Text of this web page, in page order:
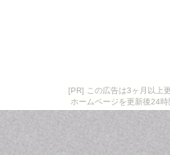
[PR] この広告は3ヶ月以上
ホームページを更新後24時